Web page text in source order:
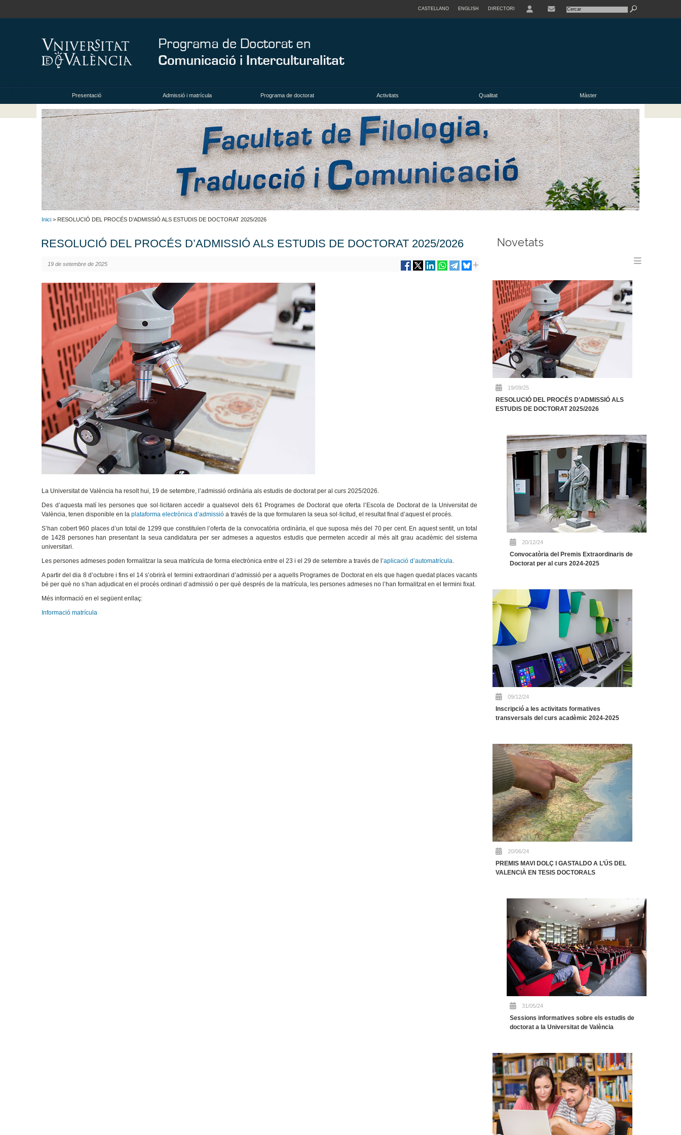
CASTELLANO ENGLISH DIRECTORI
Presentació Admissió i matrícula Programa de doctorat Activitats Qualitat Màster
Inici > RESOLUCIÓ DEL PROCÉS D’ADMISSIÓ ALS ESTUDIS DE DOCTORAT 2025/2026
RESOLUCIÓ DEL PROCÉS D’ADMISSIÓ ALS ESTUDIS DE DOCTORAT 2025/2026
19 de setembre de 2025
La Universitat de València ha resolt hui, 19 de setembre, l’admissió ordinària als estudis de doctorat per al curs 2025/2026.
Des d’aquesta matí les persones que sol·licitaren accedir a qualsevol dels 61 Programes de Doctorat que oferta l’Escola de Doctorat de la Universitat de
València, tenen disponible en laplataforma electrònica d’admissió a través de la que formularen la seua sol·licitud, el resultat final d’aquest el procés.
S’han cobert 960 places d’un total de 1299 que constituïen l’oferta de la convocatòria ordinària, el que suposa més del 70 per cent. En aquest sentit, un total
de 1428 persones han presentant la seua candidatura per ser admeses a aquestos estudis que permeten accedir al més alt grau acadèmic del sistema
universitari.
Les persones admeses poden formalitzar la seua matrícula de forma electrònica entre el 23 i el 29 de setembre a través de l’aplicació d’automatrícula.
A partir del dia 8 d’octubre i fins el 14 s’obrirà el termini extraordinari d’admissió per a aquells Programes de Doctorat en els que hagen quedat places vacants
bé per què no s’han adjudicat en el procés ordinari d’admissió o per què després de la matrícula, les persones admeses no l’han formalitzat en el termini fixat.
Més informació en el següent enllaç:
Informació matrícula
Novetats
Menu
19/09/25
RESOLUCIÓ DEL PROCÉS D’ADMISSIÓ ALS
ESTUDIS DE DOCTORAT 2025/2026
20/12/24
Convocatòria del Premis Extraordinaris de
Doctorat per al curs 2024-2025
09/12/24
Inscripció a les activitats formatives
transversals del curs acadèmic 2024-2025
20/06/24
PREMIS MAVI DOLÇ I GASTALDO A L’ÚS DEL
VALENCIÀ EN TESIS DOCTORALS
31/05/24
Sessions informatives sobre els estudis de
doctorat a la Universitat de València